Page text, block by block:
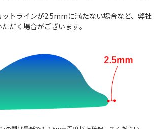
トラインが2.5mmに満たない場合など、弊社
だく場合がございます。